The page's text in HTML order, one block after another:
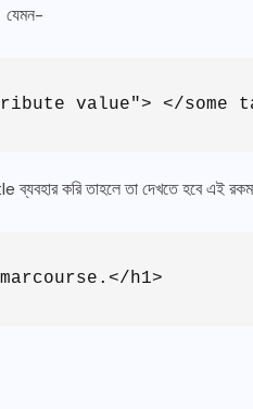
যেমন-
value"> </some
করি তাহলে তা দেখতে হবে এই
h1>